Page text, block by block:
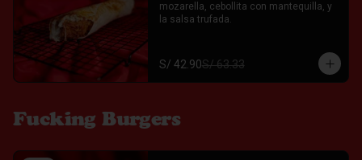
mozarella, cebollita con mantequilla, y
la salsa trufada.
S/ 42.90S/ 63.33
Fucking Burgers